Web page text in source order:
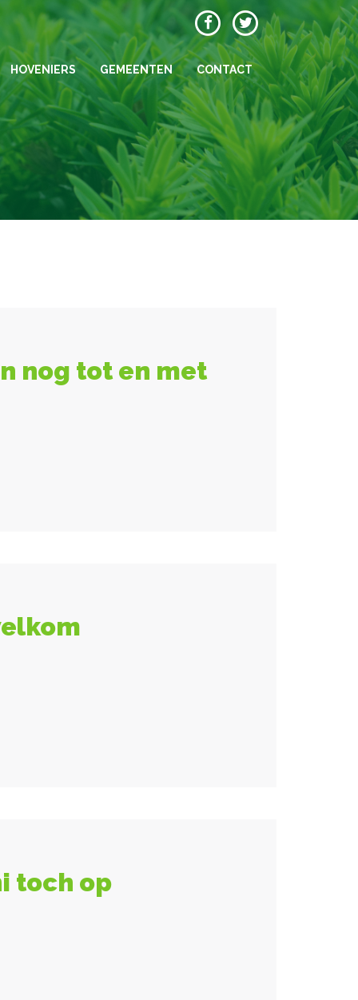
HOVENIERS GEMEENTEN CONTACT
nog tot en met
toch op